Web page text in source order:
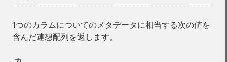
1つのカラムについてのメタデータに相当する次の値を
含んだ連想配列を返します。